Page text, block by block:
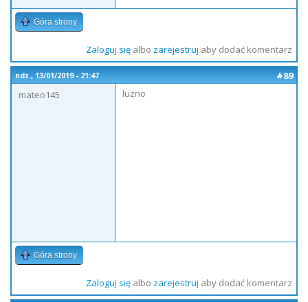
Góra strony
Zaloguj sięalbo zarejestruj aby dodać komentarz
ndz., 13/01/2019 - 21:47
#89
mateo145
luzno
Góra strony
Zaloguj sięalbo zarejestruj aby dodać komentarz